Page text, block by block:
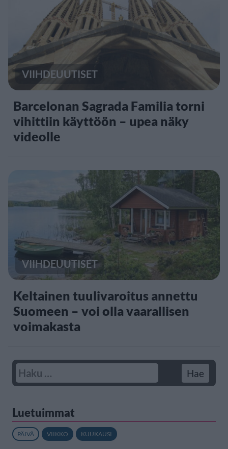
VIIHDEUUTISET
Barcelonan Sagrada Familia torni
vihittiin käyttöön – upea näky
videolle
VIIHDEUUTISET
Keltainen tuulivaroitus annettu
Suomeen – voi olla vaarallisen
voimakasta
Luetuimmat
PÄIVÄ VIIKKO KUUKAUSI